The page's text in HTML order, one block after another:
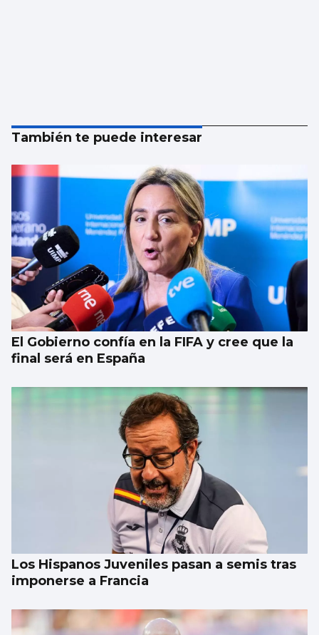
También te puede interesar
El Gobierno confía en la FIFA y cree que la
final será en España
Los Hispanos Juveniles pasan a semis tras
imponerse a Francia